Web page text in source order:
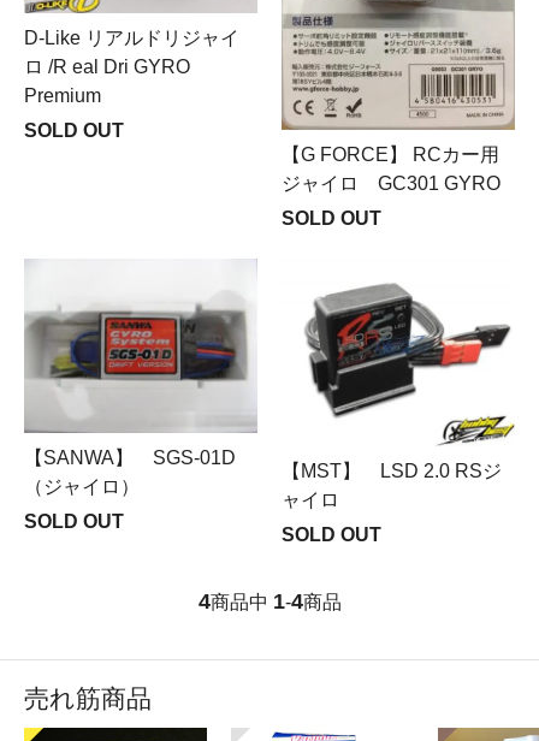
D-Like リアルドリジャイ
ロ /R eal Dri GYRO
Premium
SOLD OUT
【G FORCE】 RCカー用
ジャイロ GC301 GYRO
SOLD OUT
【SANWA】 SGS-01D
（ジャイロ）
SOLD OUT
【MST】 LSD 2.0 RSジ
ャイロ
SOLD OUT
4商品中 1-4商品
売れ筋商品